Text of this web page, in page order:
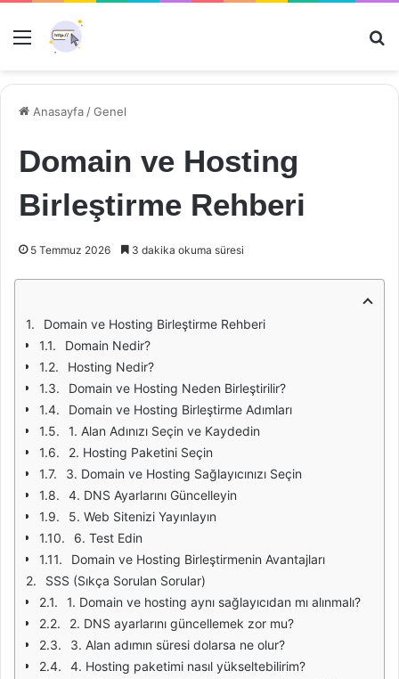
Menü
Anasayfa /Genel
Domain ve Hosting
Birleştirme Rehberi
5 Temmuz 2026 3 dakika okuma süresi
Domain ve Hosting Birleştirme Rehberi
Domain Nedir?
Hosting Nedir?
Domain ve Hosting Neden Birleştirilir?
Domain ve Hosting Birleştirme Adımları
1. Alan Adınızı Seçin ve Kaydedin
2. Hosting Paketini Seçin
3. Domain ve Hosting Sağlayıcınızı Seçin
4. DNS Ayarlarını Güncelleyin
5. Web Sitenizi Yayınlayın
6. Test Edin
Domain ve Hosting Birleştirmenin Avantajları
SSS (Sıkça Sorulan Sorular)
1. Domain ve hosting aynı sağlayıcıdan mı alınmalı?
2. DNS ayarlarını güncellemek zor mu?
3. Alan adımın süresi dolarsa ne olur?
4. Hosting paketimi nasıl yükseltebilirim?